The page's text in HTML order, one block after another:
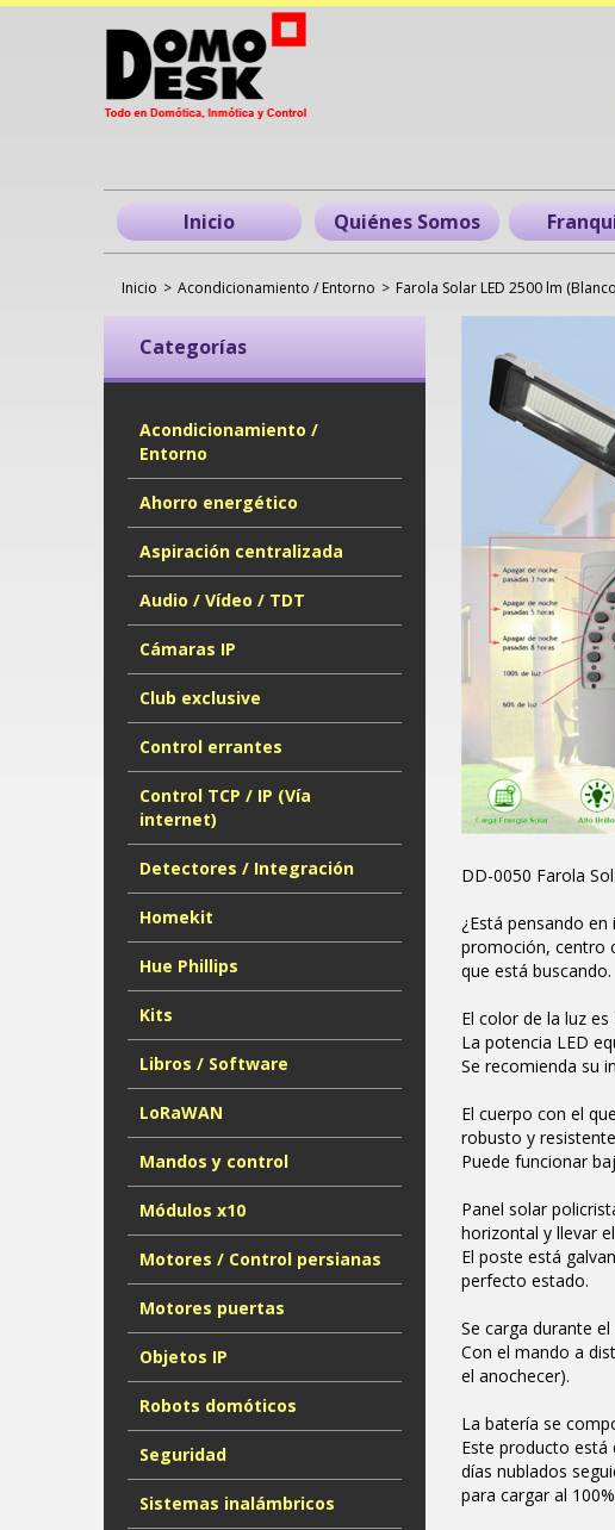
Inicio Quiénes Somos
Inicio > Acondicionamiento / Entorno > Farola Solar LED 2500 lm
Categorías
Acondicionamiento /
Entorno
Ahorro energético
Aspiración centralizada
Audio / Vídeo / TDT
Cámaras IP
Club exclusive
Control errantes
Control TCP / IP (Vía
internet)
Detectores / Integración
Homekit
Hue Phillips
Kits
Libros / Software
LoRaWAN
Mandos y control
Módulos x10
Motores / Control persianas
Motores puertas
Objetos IP
Robots domóticos
Seguridad
Sistemas inalámbricos
DD-0050 Farola
¿Está pensando
promoción, centro
que está buscando.
El color de la luz
La potencia LED
Se recomienda su
El cuerpo con el
robusto y
Puede funcionar
Panel solar
horizontal y llevar
El poste está
perfecto estado.
Se carga durante
Con el mando a
el anochecer).
La batería se
Este producto está
días nublados
para cargar al